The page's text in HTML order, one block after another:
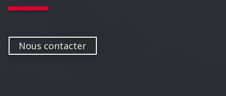
Nous contacter